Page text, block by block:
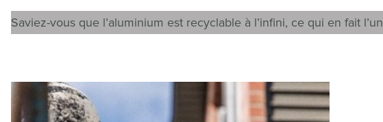
Saviez-vous que l’aluminium est recyclable à l’infini, ce qui en fait